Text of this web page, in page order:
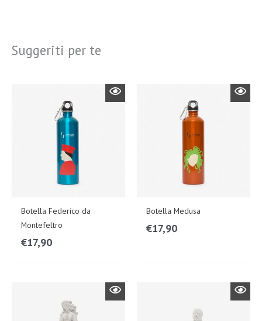
Suggeriti per te
Botella Federico da
Montefeltro
€17,90
Botella Medusa
€17,90